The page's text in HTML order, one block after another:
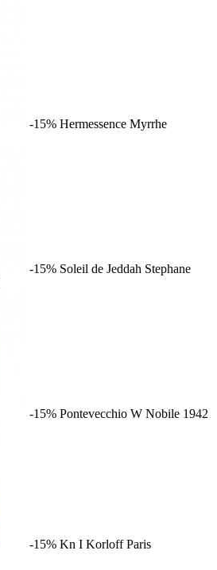
-15% Hermessence Myrrhe
-15% Soleil de Jeddah Stephane
-15% Pontevecchio W Nobile 1942
-15% Kn I Korloff Paris